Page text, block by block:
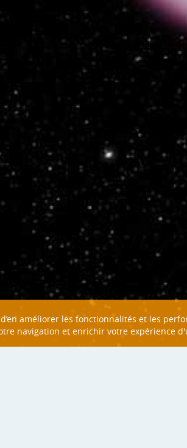
améliorer les fonctionnalités et les
navigation et enrichir votre expérience